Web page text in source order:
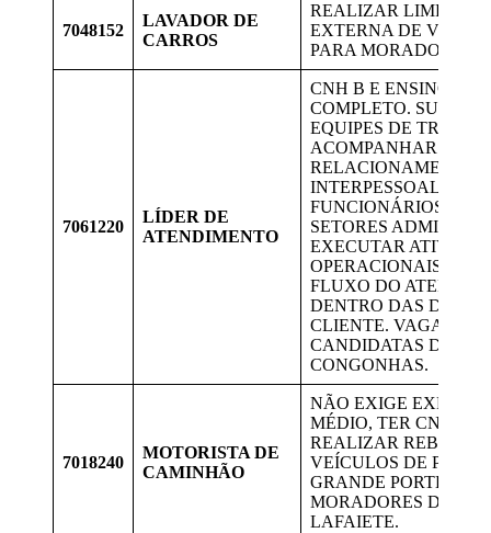
7048152
LAVADOR DE
CARROS
REALIZAR LIMPEZA
EXTERNA DE
PARA MORADORES
7061220
LÍDER DE
ATENDIMENTO
CNH B E ENSINO
COMPLETO.
EQUIPES DE
ACOMPANHAR A
RELACIONAMENTO
INTERPESSOAL COM
FUNCIONÁRIOS,
SETORES
EXECUTAR
OPERACIONAIS
FLUXO DO
DENTRO DAS
CLIENTE. VAGAS
CANDIDATAS DE
CONGONHAS.
7018240
MOTORISTA DE
CAMINHÃO
NÃO EXIGE
MÉDIO, TER CNH “D”
REALIZAR
VEÍCULOS DE
GRANDE PORTE.
MORADORES DE
LAFAIETE.